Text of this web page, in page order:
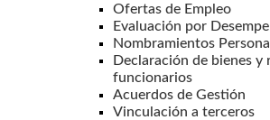
Ofertas de Empleo
Evaluación por
Nombramientos
Declaración de bienes y
funcionarios
Acuerdos de Gestión
Vinculación a terceros